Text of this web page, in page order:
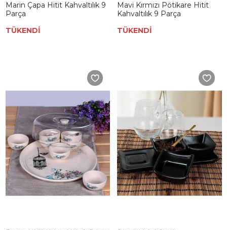
Marin Çapa Hitit Kahvaltılık 9
Parça
TÜKENDİ
Mavi Kırmızı Pötikare Hitit
Kahvaltılık 9 Parça
TÜKENDİ